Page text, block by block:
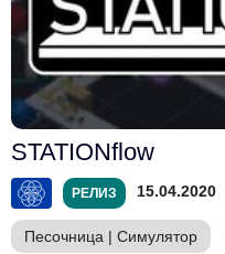
STATIONflow
РЕЛИЗ 15.04.2020
Песочница | Симулятор